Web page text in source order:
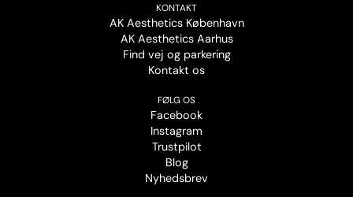
KONTAKT
AK Aesthetics København
AK Aesthetics Aarhus
Find vej og parkering
Kontakt os
FØLG OS
Facebook
Instagram
Trustpilot
Blog
Nyhedsbrev